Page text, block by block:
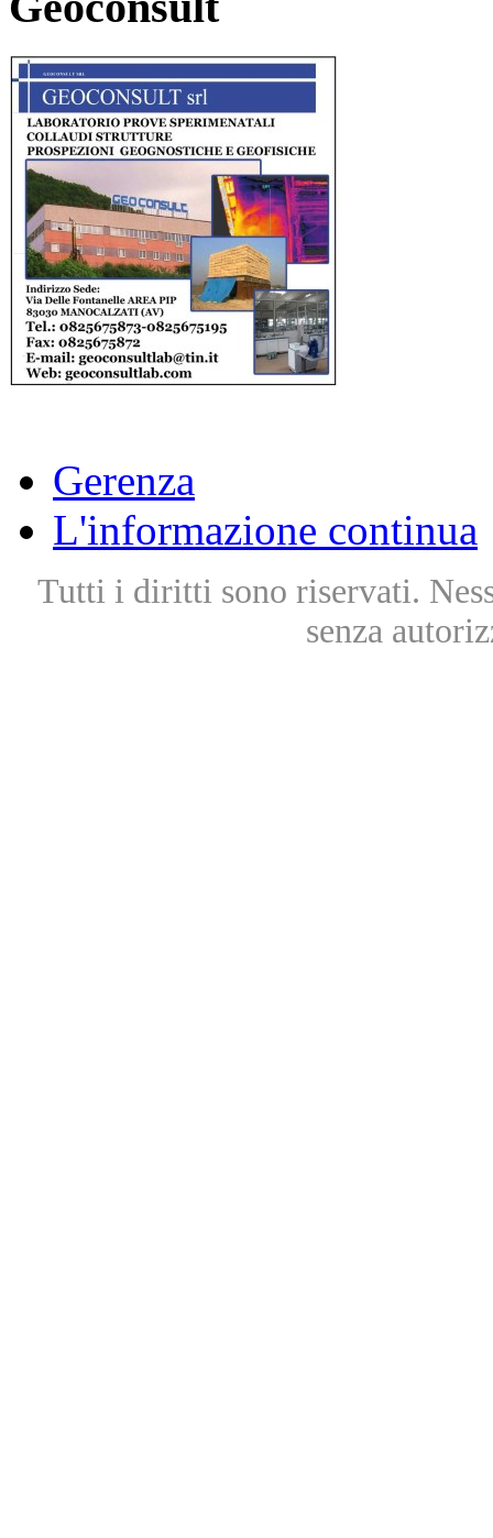
Gerenza
L'informazione continua
Tutti i diritti sono riservati.
senza